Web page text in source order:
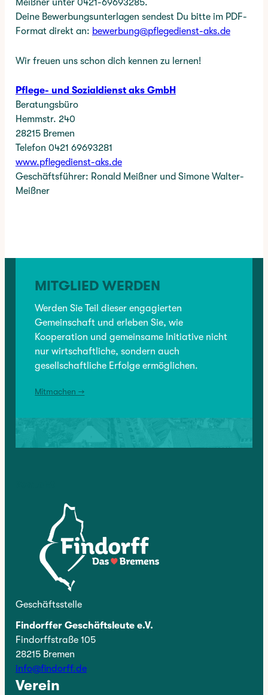
Meißner unter 0421-69693285.
Deine Bewerbungsunterlagen sendest Du bitte im PDF-
Format direkt an: bewerbung@pflegedienst-aks.de
Wir freuen uns schon dich kennen zu lernen!
Pflege- und Sozialdienst aks GmbH
Beratungsbüro
Hemmstr. 240
28215 Bremen
Telefon 0421 69693281
www.pflegedienst-aks.de
Geschäftsführer: Ronald Meißner und Simone Walter-
Meißner
MINIJOBS,
MITGLIED WERDEN
Werden Sie Teil dieser engagierten
Gemeinschaft und erleben Sie, wie
Kooperation und gemeinsame Initiative nicht
nur wirtschaftliche, sondern auch
gesellschaftliche Erfolge ermöglichen.
Mitmachen →
Geschäftsstelle
Findorffer Geschäftsleute e.V.
Findorffstraße 105
28215 Bremen
info@findorff.de
Verein